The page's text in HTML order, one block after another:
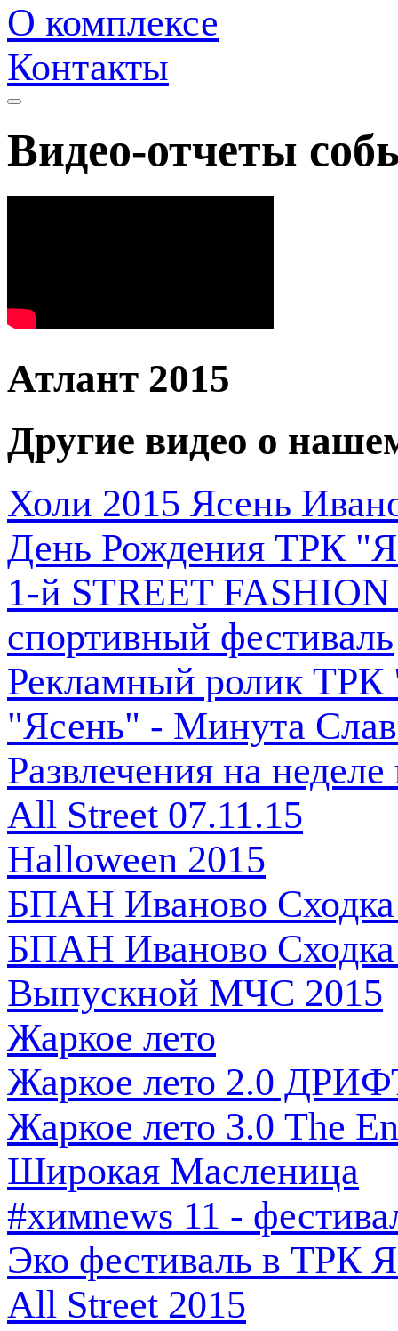
О комплексе
Контакты
Видео-отчеты
Атлант 2015
Другие видео о
Холи 2015 Ясень
День Рождения ТРК
1-й STREET
спортивный фестиваль
Рекламный ролик ТРК
"Ясень" - Минута
Развлечения на
All Street 07.11.15
Halloween 2015
БПАН Иваново Сходка
БПАН Иваново Сходка
Выпускной МЧС 2015
Жаркое лето
Жаркое лето 2.0
Жаркое лето 3.0 The
Широкая Масленица
#химnews 11 -
Эко фестиваль в ТРК
All Street 2015